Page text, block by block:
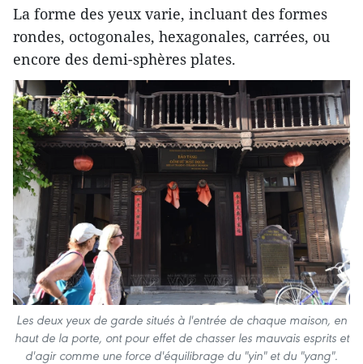
La forme des yeux varie, incluant des formes
rondes, octogonales, hexagonales, carrées, ou
encore des demi-sphères plates.
Les deux yeux de garde situés à l'entrée de chaque maison, en
haut de la porte, ont pour effet de chasser les mauvais esprits et
d'agir comme une force d'équilibrage du "yin" et du "yang".